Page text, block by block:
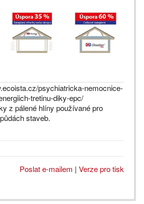
psychiatricka-nemocnice-
tretinu-diky-epc/
z pálené hlíny používané pro
staveb.
Poslat e-mailem | Verze pro tisk